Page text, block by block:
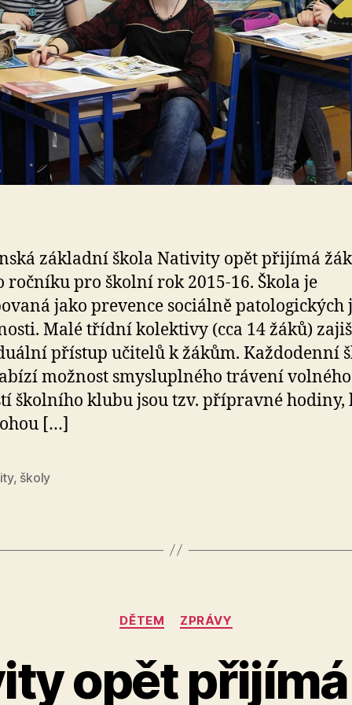
základní škola Nativity opět přijímá
ročníku pro školní rok 2015-16. Škola je
jako prevence sociálně patologických
Malé třídní kolektivy (cca 14 žáků)
přístup učitelů k žákům. Každodenní
možnost smysluplného trávení volného
školního klubu jsou tzv. přípravné hodiny,
[…]
, školy
Rubriky
DĚTEM ZPRÁVY
opět